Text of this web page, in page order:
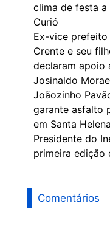
clima de festa
Curió
Ex-vice prefeito
Crente e seu
declaram apoio
Josinaldo
Joãozinho
garante asfalto
em Santa Helena
Presidente do
primeira edição
Comentários